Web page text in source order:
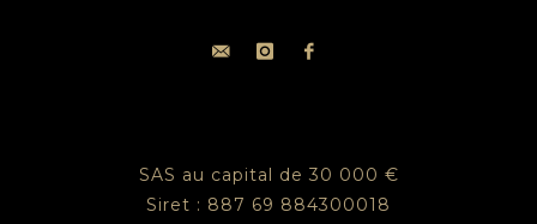
SAS au capital de 30 000 €
Siret : 887 69 884300018